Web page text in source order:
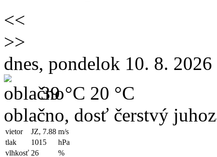
<<
>>
dnes, pondelok 10. 8. 2026
39 °C 20 °C
oblačno, dosť čerstvý
vietor JZ, 7.88 m/s
tlak
1015
hPa
vlhkosť 26 %